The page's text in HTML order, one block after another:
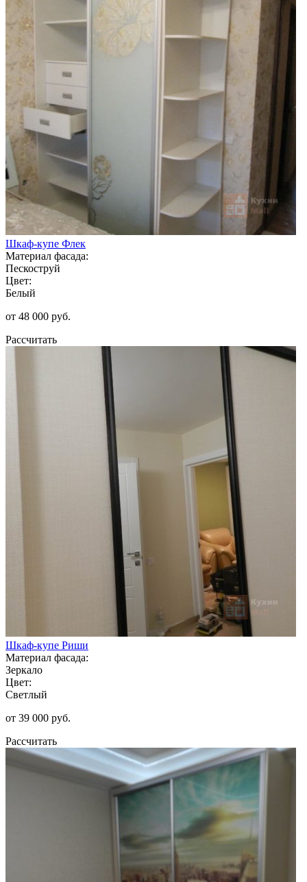
Шкаф-купе Флек
Материал фасада:
Пескоструй
Цвет:
Белый
от 48 000 руб.
Рассчитать
Шкаф-купе Риши
Материал фасада:
Зеркало
Цвет:
Светлый
от 39 000 руб.
Рассчитать